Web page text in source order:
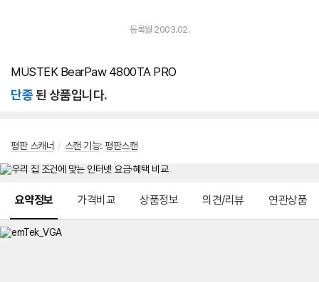
등록월 2003.02.
MUSTEK BearPaw 4800TA PRO
단종된 상품입니다.
평판 스캐너 / 스캔 기능: 평판스캔
요약정보 가격비교 상품정보 의견/리뷰 연관상품